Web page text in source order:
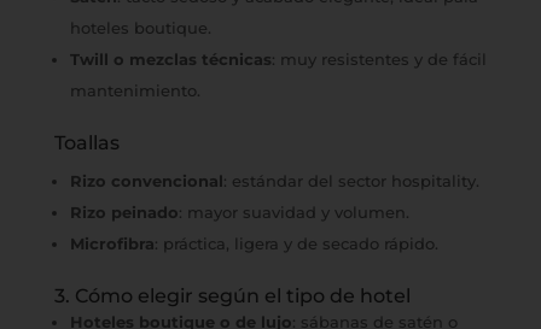
hoteles boutique.
Twill o mezclas técnicas: muy resistentes y de fácil
mantenimiento.
Toallas
Rizo convencional: estándar del sector hospitality.
Rizo peinado: mayor suavidad y volumen.
Microfibra: práctica, ligera y de secado rápido.
3. Cómo elegir según el tipo de hotel
Hoteles boutique o de lujo: sábanas de satén o